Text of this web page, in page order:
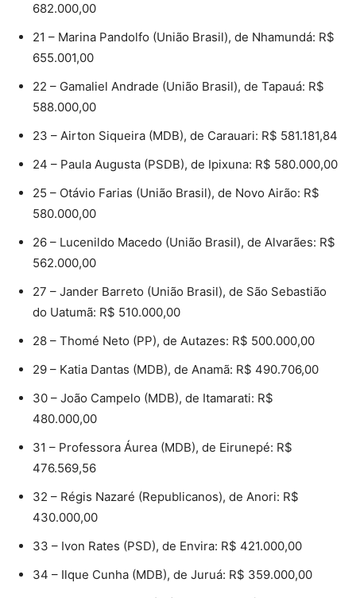
682.000,00
21 – Marina Pandolfo (União Brasil), de Nhamundá: R$
655.001,00
22 – Gamaliel Andrade (União Brasil), de Tapauá: R$
588.000,00
23 – Airton Siqueira (MDB), de Carauari: R$ 581.181,84
24 – Paula Augusta (PSDB), de Ipixuna: R$ 580.000,00
25 – Otávio Farias (União Brasil), de Novo Airão: R$
580.000,00
26 – Lucenildo Macedo (União Brasil), de Alvarães: R$
562.000,00
27 – Jander Barreto (União Brasil), de São Sebastião
do Uatumã: R$ 510.000,00
28 – Thomé Neto (PP), de Autazes: R$ 500.000,00
29 – Katia Dantas (MDB), de Anamã: R$ 490.706,00
30 – João Campelo (MDB), de Itamarati: R$
480.000,00
31 – Professora Áurea (MDB), de Eirunepé: R$
476.569,56
32 – Régis Nazaré (Republicanos), de Anori: R$
430.000,00
33 – Ivon Rates (PSD), de Envira: R$ 421.000,00
34 – Ilque Cunha (MDB), de Juruá: R$ 359.000,00